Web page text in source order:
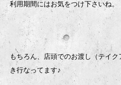
利用期間にはお気をつけ下さいね。
もちろん、店頭でのお渡し（テイク
き行なってます♪